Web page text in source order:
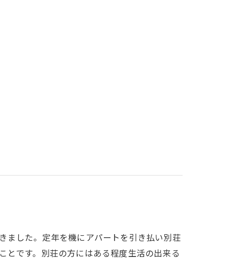
ました。定年を機にアパートを引き払い別荘
とです。別荘の方にはある程度生活の出来る